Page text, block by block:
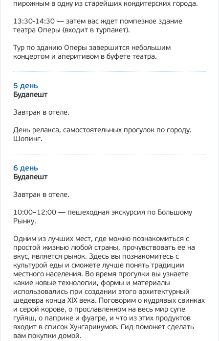
пирожным в одну из старейших кондитерских города.
13:30-14:30 — затем вас ждет помпезное здание
театра Оперы (входит в турпакет).
Тур по зданию Оперы завершится небольшим
концертом и аперитивом в буфете театра.
5 день
Будапешт
Завтрак в отеле.
День релакса, самостоятельных прогулок по городу.
Шопинг.
6 день
Будапешт
Завтрак в отеле.
10:00–12:00 — пешеходная экскурсия по Большому
Рынку.
Одним из лучших мест, где можно познакомиться с
простой жизнью любой страны, прочувствовать ее на
вкус, является рынок. Здесь вы познакомитесь с
культурой еды и сможете лучше понять традиции
местного населения. Во время прогулки вы узнаете
какие новые технологии, формы и материалы
использовались при создании этого архитектурный
шедевра конца XIX века. Поговорим о кудрявых свинках
и серой корове, о прославленном на весь мир супе
гуйяш, о паприке и фуагре, и что из этих продуктов
входит в список Хунгарикумов. Гид поможет сделать
вам покупки домой.